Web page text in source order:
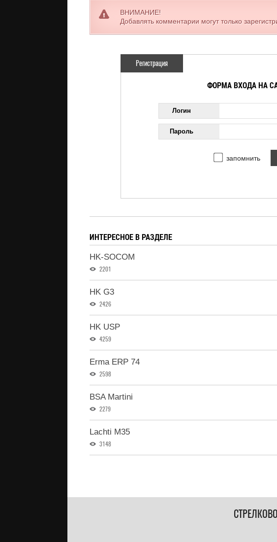
ВНИМАНИЕ!
Добавлять комментарии могут только
Регистрация
ФОРМА ВХОДА НА
Логин
Пароль
запомнить
ИНТЕРЕСНОЕ В РАЗДЕЛЕ
HK-SOCOM
2201
HK G3
2426
HK USP
4259
Erma ERP 74
2598
BSA Martini
2279
Lachti M35
3148